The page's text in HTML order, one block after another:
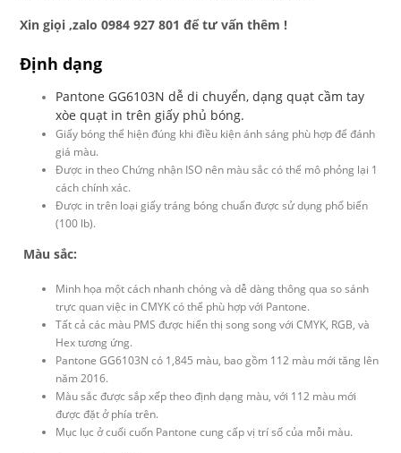
Xin giọi ,zalo 0984 927 801 để tư vấn thêm !
Định dạng
Pantone GG6103N dễ di chuyển, dạng quạt cầm tay
xòe quạt in trên giấy phủ bóng.
Giấy bóng thể hiện đúng khi điều kiện ánh sáng phù hợp để đánh
giá màu.
Được in theo Chứng nhận ISO nên màu sắc có thể mô phỏng lại 1
cách chính xác.
Được in trên loại giấy tráng bóng chuẩn được sử dụng phổ biến
(100 lb).
Màu sắc:
Minh họa một cách nhanh chóng và dễ dàng thông qua so sánh
trực quan việc in CMYK có thể phù hợp với Pantone.
Tất cả các màu PMS được hiển thị song song với CMYK, RGB, và
Hex tương ứng.
Pantone GG6103N có 1,845 màu, bao gồm 112 màu mới tăng lên
năm 2016.
Màu sắc được sắp xếp theo định dạng màu, với 112 màu mới
được đặt ở phía trên.
Mục lục ở cuối cuốn Pantone cung cấp vị trí số của mỗi màu.